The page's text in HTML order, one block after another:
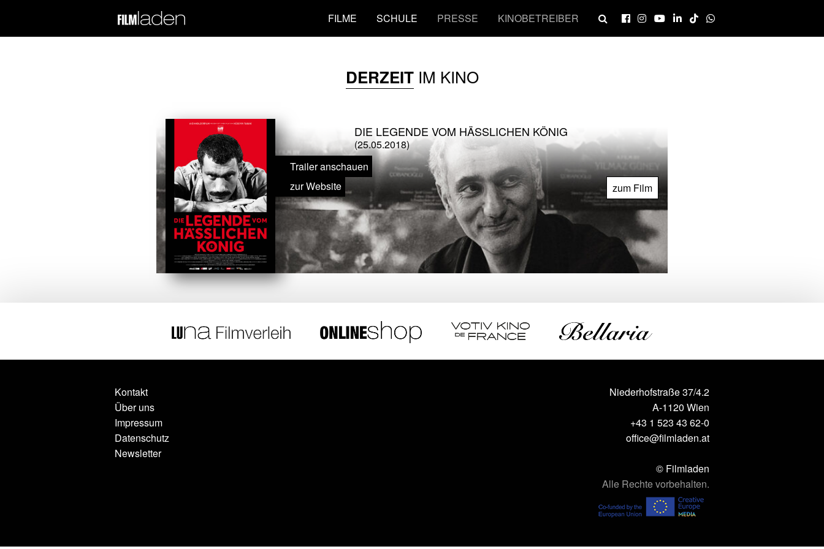
FILME SCHULE PRESSE KINOBETREIBER
DERZEITIM KINO
DIE LEGENDE VOM HÄSSLICHEN KÖNIG
(25.05.2018)
Trailer anschauen
zur Website
zum Film
Kontakt
Über uns
Impressum
Datenschutz
Newsletter
Niederhofstraße 37/4.2
A-1120 Wien
+43 1 523 43 62-0
office@filmladen.at
© Filmladen
Alle Rechte vorbehalten.